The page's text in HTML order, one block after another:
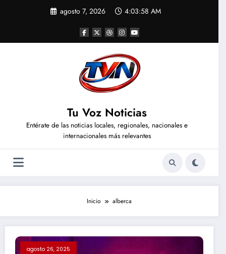
agosto 7, 2026 4:03:59 AM
Tu Voz Noticias
Entérate de las noticias locales, regionales, nacionales e
internacionales más relevantes
Inicio alberca
agosto 26, 2025